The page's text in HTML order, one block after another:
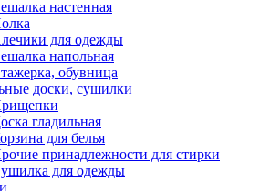
настенная
для одежды
напольная
обувница
доски, сушилки
гладильная
для белья
принадлежности для стирки
для одежды